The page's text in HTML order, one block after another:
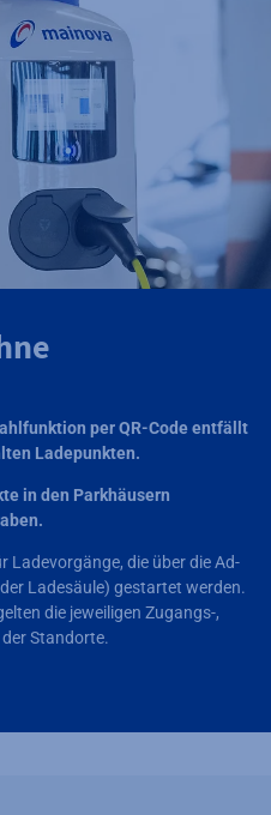
per QR-Code entfällt
Ladepunkten.
in den Parkhäusern
Ladevorgänge, die über die Ad-
Ladesäule) gestartet werden.
die jeweiligen Zugangs-,
Standorte.